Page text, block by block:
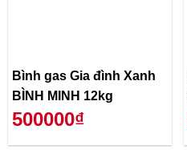
Bình gas Gia đình Xanh
BÌNH MINH 12kg
500000₫